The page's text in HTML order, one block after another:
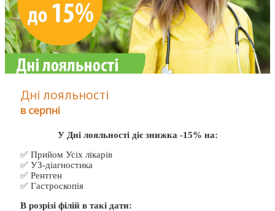
Дні лояльності
в серпні
У Дні лояльності діє знижка -15% на:
✅ Прийом Усіх лікарів
✅ УЗ-діагностика
✅ Рентген
✅ Гастроскопія
В розрізі філій в такі дати: